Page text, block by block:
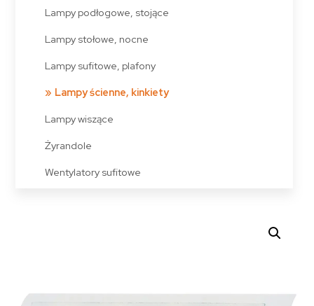
Lampy podłogowe, stojące
Lampy stołowe, nocne
Lampy sufitowe, plafony
Lampy ścienne, kinkiety
Lampy wiszące
Żyrandole
Wentylatory sufitowe